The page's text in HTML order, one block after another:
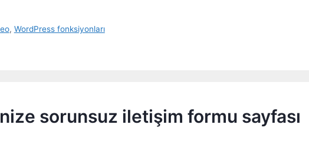
, WordPress fonksiyonları
sorunsuz iletişim formu sayfası